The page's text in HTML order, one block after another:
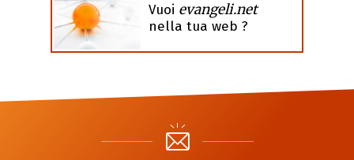
Vuoi evangeli.net
nella tua web ?